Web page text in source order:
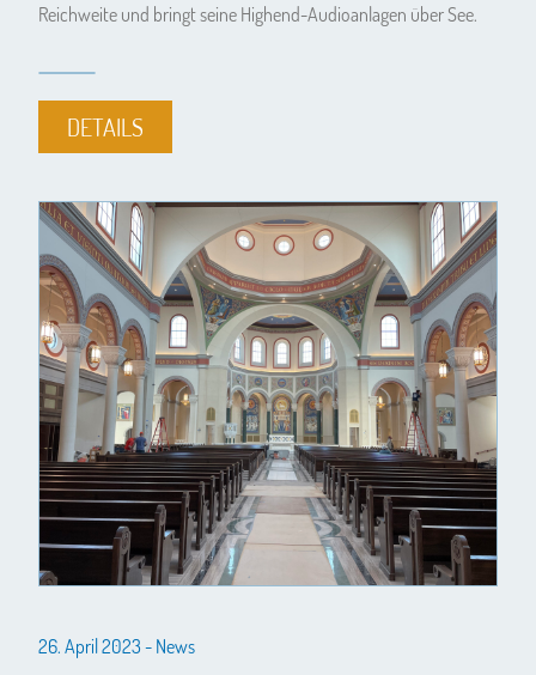
Reichweite und bringt seine Highend-Audioanlagen über See.
DETAILS
26. April 2023 - News